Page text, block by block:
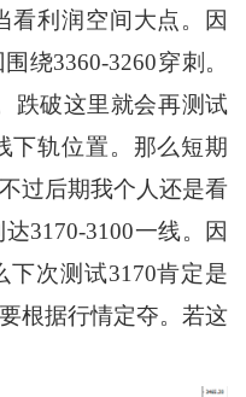
看利润空间大点。因
绕3360-3260穿刺。
跌破这里就会再测试
下轨位置。那么短期
过后期我个人还是看
3170-3100一线。因
下次测试3170肯定是
根据行情定夺。若这